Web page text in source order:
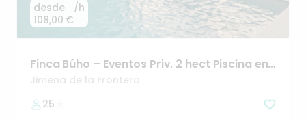
desde
108,00 €
/h
Finca Búho – Eventos Priv. 2 hect Piscina en
Parque Natural
Jimena de la Frontera
25